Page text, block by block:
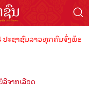
ຊາຊົນລາວທຸກຄົນຈົ່ງພ້ອມ
ຈາກເລືອດ